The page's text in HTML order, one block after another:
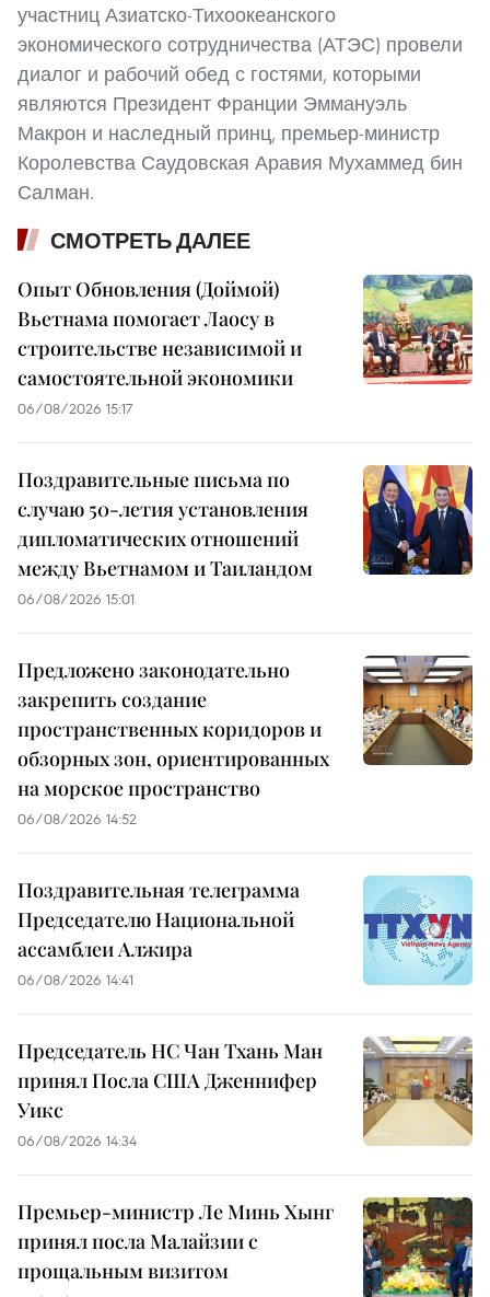
участниц Азиатско-Тихоокеанского
экономического сотрудничества (АТЭС) провели
диалог и рабочий обед с гостями, которыми
являются Президент Франции Эммануэль
Макрон и наследный принц, премьер-министр
Королевства Саудовская Аравия Мухаммед бин
Салман.
СМОТРЕТЬ ДАЛЕЕ
Опыт Обновления (Доймой)
Вьетнама помогает Лаосу в
строительстве независимой и
самостоятельной экономики
06/08/2026 15:17
Поздравительные письма по
случаю 50-летия установления
дипломатических отношений
между Вьетнамом и Таиландом
06/08/2026 15:01
Предложено законодательно
закрепить создание
пространственных коридоров и
обзорных зон, ориентированных
на морское пространство
06/08/2026 14:52
Поздравительная телеграмма
Председателю Национальной
ассамблеи Алжира
06/08/2026 14:41
Председатель НС Чан Тхань Ман
принял Посла США Дженнифер
Уикс
06/08/2026 14:34
Премьер-министр Ле Минь Хынг
принял посла Малайзии с
прощальным визитом